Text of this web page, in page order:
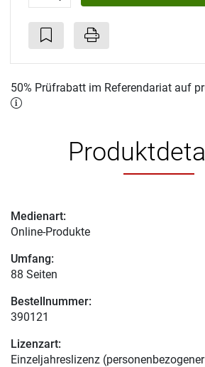
50% Prüfrabatt im Referendariat auf
Medienart:
Online-Produkte
Umfang:
88 Seiten
Bestellnummer:
390121
Lizenzart:
Einzeljahreslizenz